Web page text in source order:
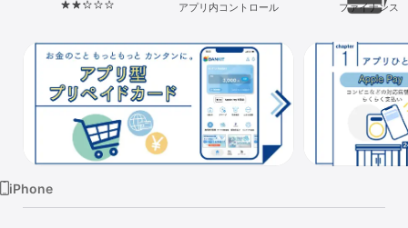
iPhone
iPad
Vision
アプリ内コントロール ファイナンス
iPhone